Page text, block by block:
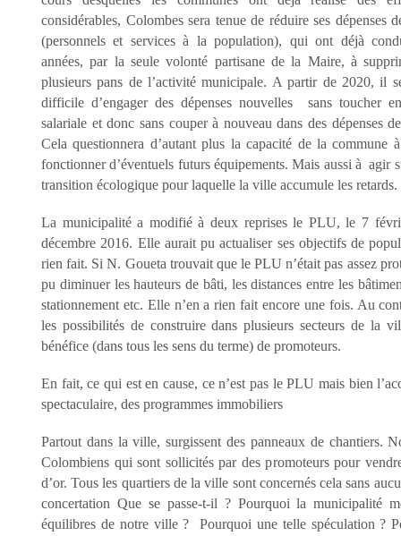
considérables, Colombes sera tenue de réduire ses dépenses
(personnels et services à la population), qui ont déjà
années, par la seule volonté partisane de la Maire, à
plusieurs pans de l’activité municipale. A partir de 2020, il
difficile d’engager des dépenses nouvelles sans toucher
salariale et donc sans couper à nouveau dans des dépenses
Cela questionnera d’autant plus la capacité de la commune
fonctionner d’éventuels futurs équipements. Mais aussi à agir
transition écologique pour laquelle la ville accumule les retards.
La municipalité a modifié à deux reprises le PLU, le 7
décembre 2016. Elle aurait pu actualiser ses objectifs de
rien fait. Si N. Goueta trouvait que le PLU n’était pas assez
pu diminuer les hauteurs de bâti, les distances entre les
stationnement etc. Elle n’en a rien fait encore une fois. Au
les possibilités de construire dans plusieurs secteurs de la
bénéfice (dans tous les sens du terme) de promoteurs.
En fait, ce qui est en cause, ce n’est pas le PLU mais bien
spectaculaire, des programmes immobiliers
Partout dans la ville, surgissent des panneaux de chantiers.
Colombiens qui sont sollicités par des promoteurs pour
d’or. Tous les quartiers de la ville sont concernés cela sans
concertation Que se passe-t-il ? Pourquoi la municipalité
équilibres de notre ville ? Pourquoi une telle spéculation ?